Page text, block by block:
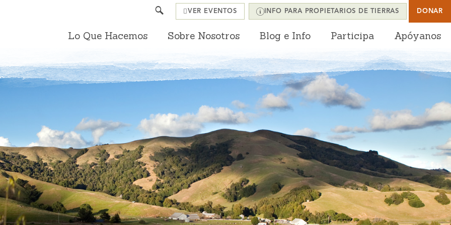
Lo Que Hacemos Sobre Nosotros Blog e Info Participa Apóyanos
Search VER EVENTOS INFO PARA PROPIETARIOS DE TIERRAS DONAR